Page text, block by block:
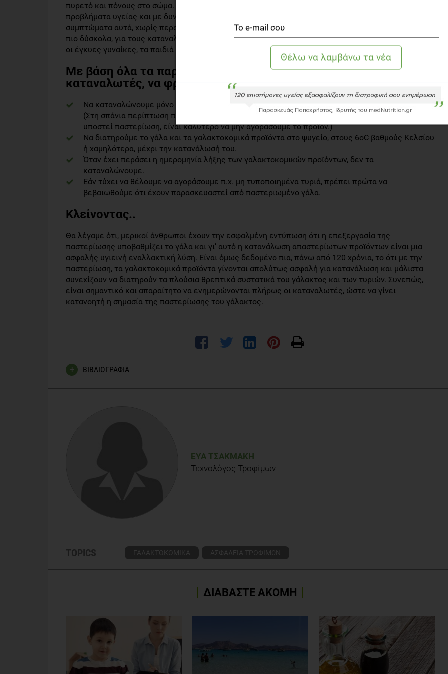
πυρετό και πόνους στο σώμα. Οι περισσότεροι άνθρωποι, που δεν έχουν ιδιαίτερα προϋπάρχοντα
προβλήματα υγείας και με δυνατό ανοσοποιητικό σύστημα, θα μπορέσουν να ξεπεράσουν τα
συμπτώματα αυτά, χωρίς περαιτέρω επιπλοκές ή μόνιμες βλάβες στην υγεία τους. Όμως θα είναι
πιο δύσκολα, για τους καταναλωτές που ανήκουν σε ομάδες υψηλού κινδύνου όπως οι ηλικιωμένοι,
οι έγκυες γυναίκες, τα παιδιά και οι άνθρωποι με εξασθενημένο ανοσοποιητικό σύστημα.
Με βάση όλα τα παραπάνω, είναι δεδομένο ότι θα πρέπει, ως
καταναλωτές, να φροντίζουμε
Να καταναλώνουμε μόνο το γάλα ή/ και τα προϊόντα του, που έχουν υποβληθεί σε παστερίωση.
(Στη σπάνια περίπτωση που η ετικέτα ενός γαλακτοκομικού προϊόντος δεν διευκρινίζει αν έχει
υποστεί παστερίωση, είναι καλύτερο να μην αγοράσουμε το προϊόν.)
Να διατηρούμε το γάλα και τα γαλακτοκομικά προϊόντα στο ψυγείο, στους 6oC βαθμούς Κελσίου
ή χαμηλότερα, μέχρι την κατανάλωσή του.
Όταν έχει περάσει η ημερομηνία λήξης των γαλακτοκομικών προϊόντων, δεν τα
καταναλώνουμε.
Εάν τύχει να θέλουμε να αγοράσουμε π.χ. μη τυποποιημένα τυριά, πρέπει πρώτα να
βεβαιωθούμε ότι έχουν παρασκευαστεί από παστεριωμένο γάλα.
Κλείνοντας..
Θα λέγαμε ότι, μερικοί άνθρωποι έχουν την εσφαλμένη εντύπωση ότι η επεξεργασία της
παστερίωσης υποβαθμίζει το γάλα και γι’ αυτό η κατανάλωση απαστερίωτων προϊόντων είναι μια
ασφαλής υγιεινή εναλλακτική λύση. Είναι όμως δεδομένο πια, πάνω από 120 χρόνια, το ότι με την
παστερίωση, τα γαλακτοκομικά προϊόντα γίνονται απολύτως ασφαλή για κατανάλωση και μάλιστα
συνεχίζουν να διατηρούν τα πλούσια θρεπτικά συστατικά του γάλακτος και των τυριών. Συνεπώς,
είναι σημαντικό και απαραίτητο να ενημερώνονται πλήρως οι καταναλωτές, ώστε να γίνει
κατανοητή η σημασία της παστερίωσης του γάλακτος.
ΒΙΒΛΙΟΓΡΑΦΙΑ
ΕΎΑ ΤΣΑΚΜΆΚΗ
Τεχνολόγος Τροφίμων
TOPICS ΓΑΛΑΚΤΟΚΟΜΙΚΑ ΑΣΦΑΛΕΙΑ ΤΡΟΦΙΜΩΝ
ΔΙΑΒΑΣΤΕ ΑΚΟΜΗ